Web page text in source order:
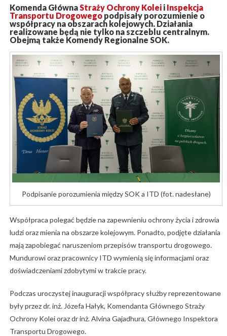
Komenda GłównaStraży Ochrony Koleii Inspekcja
Transportu Drogowegopodpisały porozumienie o
współpracy na obszarach kolejowych. Działania
realizowane będą nie tylko na szczeblu centralnym.
Obejmą także Komendy Regionalne SOK.
Podpisanie porozumienia między SOK a ITD (fot. nadesłane)
Współpraca polegać będzie na zapewnieniu ochrony życia i zdrowia
ludzi oraz mienia na obszarze kolejowym. Ponadto, podjęte działania
mają zapobiegać naruszeniom przepisów transportu drogowego.
Mundurowi oraz pracownicy ITD wymienią się informacjami oraz
doświadczeniami zdobytymi w trakcie pracy.
Podczas uroczystej inauguracji współpracy służby reprezentowane
były przez dr. inż. Józefa Hałyk, Komendanta Głównego Straży
Ochrony Kolei oraz dr inż. Alvina Gajadhura, Głównego Inspektora
Transportu Drogowego.